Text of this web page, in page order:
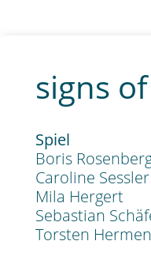
signs
Spiel
Boris
Caroline Sessler
Mila Hergert
Sebastian
Torsten